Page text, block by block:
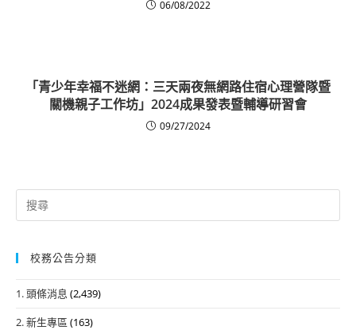
06/08/2022
「青少年幸福不迷網：三天兩夜無網路住宿心理營隊暨
關機親子工作坊」2024成果發表暨輔導研習會
09/27/2024
Search
for:
校務公告分類
1. 頭條消息 (2,439)
2. 新生專區 (163)